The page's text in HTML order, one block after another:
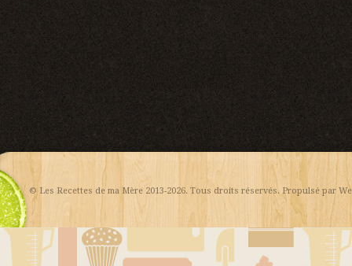
© Les Recettes de ma Mère 2013-2026. Tous droits réservés. Propulsé par